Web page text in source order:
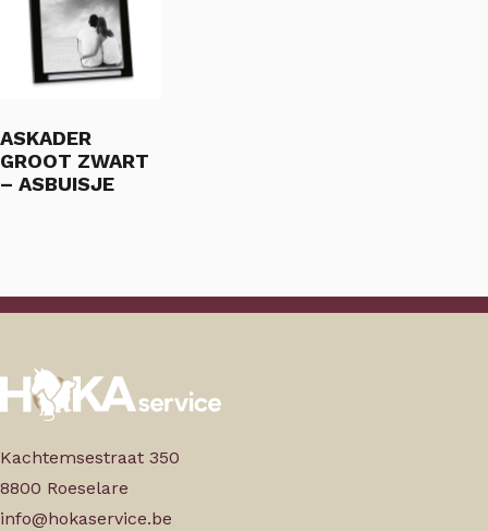
ASKADER
GROOT ZWART
– ASBUISJE
Kachtemsestraat 350
8800 Roeselare
info@hokaservice.be